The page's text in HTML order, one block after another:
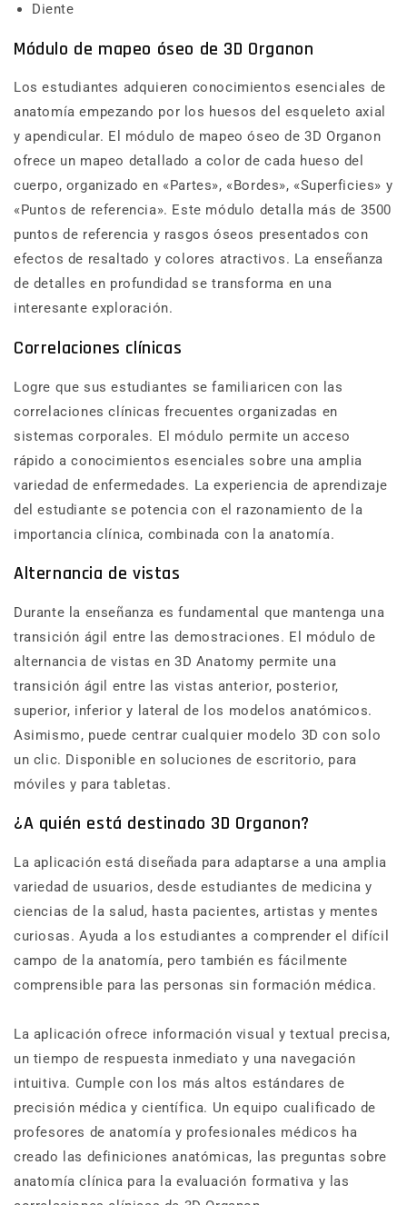
Diente
Módulo de mapeo óseo de 3D Organon
Los estudiantes adquieren conocimientos esenciales de
anatomía empezando por los huesos del esqueleto axial
y apendicular. El módulo de mapeo óseo de 3D Organon
ofrece un mapeo detallado a color de cada hueso del
cuerpo, organizado en «Partes», «Bordes», «Superficies» y
«Puntos de referencia». Este módulo detalla más de 3500
puntos de referencia y rasgos óseos presentados con
efectos de resaltado y colores atractivos. La enseñanza
de detalles en profundidad se transforma en una
interesante exploración.
Correlaciones clínicas
Logre que sus estudiantes se familiaricen con las
correlaciones clínicas frecuentes organizadas en
sistemas corporales. El módulo permite un acceso
rápido a conocimientos esenciales sobre una amplia
variedad de enfermedades. La experiencia de aprendizaje
del estudiante se potencia con el razonamiento de la
importancia clínica, combinada con la anatomía.
Alternancia de vistas
Durante la enseñanza es fundamental que mantenga una
transición ágil entre las demostraciones. El módulo de
alternancia de vistas en 3D Anatomy permite una
transición ágil entre las vistas anterior, posterior,
superior, inferior y lateral de los modelos anatómicos.
Asimismo, puede centrar cualquier modelo 3D con solo
un clic. Disponible en soluciones de escritorio, para
móviles y para tabletas.
¿A quién está destinado 3D Organon?
La aplicación está diseñada para adaptarse a una amplia
variedad de usuarios, desde estudiantes de medicina y
ciencias de la salud, hasta pacientes, artistas y mentes
curiosas. Ayuda a los estudiantes a comprender el difícil
campo de la anatomía, pero también es fácilmente
comprensible para las personas sin formación médica.
La aplicación ofrece información visual y textual precisa,
un tiempo de respuesta inmediato y una navegación
intuitiva. Cumple con los más altos estándares de
precisión médica y científica. Un equipo cualificado de
profesores de anatomía y profesionales médicos ha
creado las definiciones anatómicas, las preguntas sobre
anatomía clínica para la evaluación formativa y las